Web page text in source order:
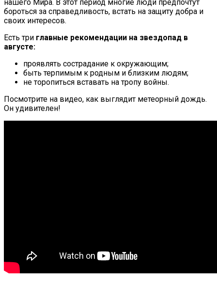
нашего Мира. В этот период многие люди предпочтут
бороться за справедливость, встать на защиту добра и
своих интересов.
Есть три главные рекомендации на звездопад в
августе:
проявлять сострадание к окружающим;
быть терпимым к родным и близким людям;
не торопиться вставать на тропу войны.
Посмотрите на видео, как выглядит метеорный дождь.
Он удивителен!